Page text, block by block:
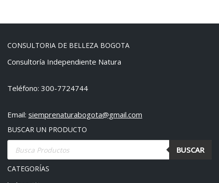
CONSULTORIA DE BELLEZA BOGOTA
Consultoría Independiente Natura
Teléfono: 300-7724744
Email: siemprenaturabogota@gmail.com
BUSCAR UN PRODUCTO
BUSCAR
CATEGORÍAS